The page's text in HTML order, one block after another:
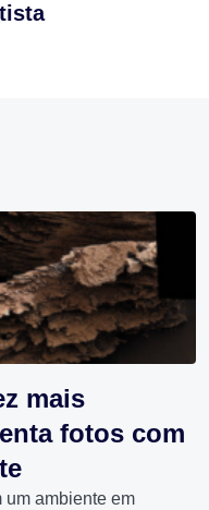
mais
fotos com
um ambiente em